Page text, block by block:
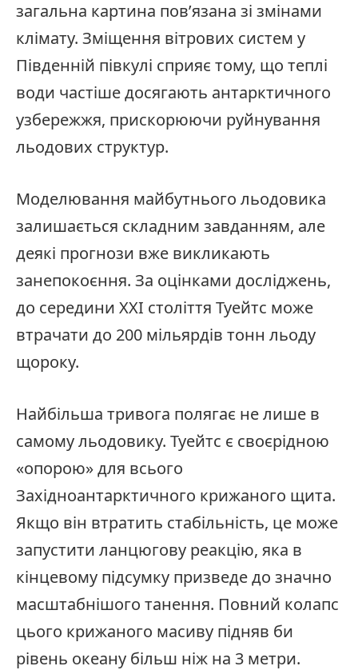
загальна картина пов’язана зі змінами
клімату. Зміщення вітрових систем у
Південній півкулі сприяє тому, що теплі
води частіше досягають антарктичного
узбережжя, прискорюючи руйнування
льодових структур.
Моделювання майбутнього льодовика
залишається складним завданням, але
деякі прогнози вже викликають
занепокоєння. За оцінками досліджень,
до середини XXI століття Туейтс може
втрачати до 200 мільярдів тонн льоду
щороку.
Найбільша тривога полягає не лише в
самому льодовику. Туейтс є своєрідною
«опорою» для всього
Західноантарктичного крижаного щита.
Якщо він втратить стабільність, це може
запустити ланцюгову реакцію, яка в
кінцевому підсумку призведе до значно
масштабнішого танення. Повний колапс
цього крижаного масиву підняв би
рівень океану більш ніж на 3 метри.